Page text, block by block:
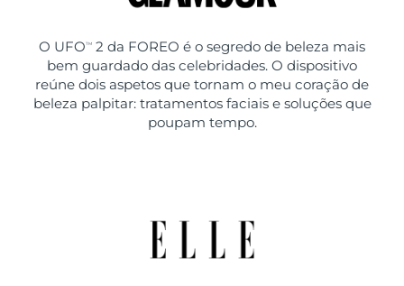
O UFO TM
2 da FOREO é o segredo de beleza mais
bem guardado das celebridades. O dispositivo
reúne dois aspetos que tornam o meu coração de
beleza palpitar: tratamentos faciais e soluções que
poupam tempo.